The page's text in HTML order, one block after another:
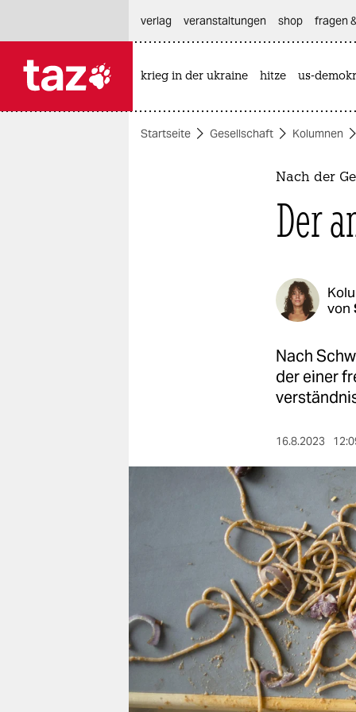
themen
verlag
veranstaltungen
fragen & hilfe
unterstützen
abo
genossenschaft
verlag
veranstaltungen shop fragen
krieg in der ukraine hitze us-
Startseite Gesellschaft Kolumnen
Nach der
Der
von
Nach
der einer
16.8.2023